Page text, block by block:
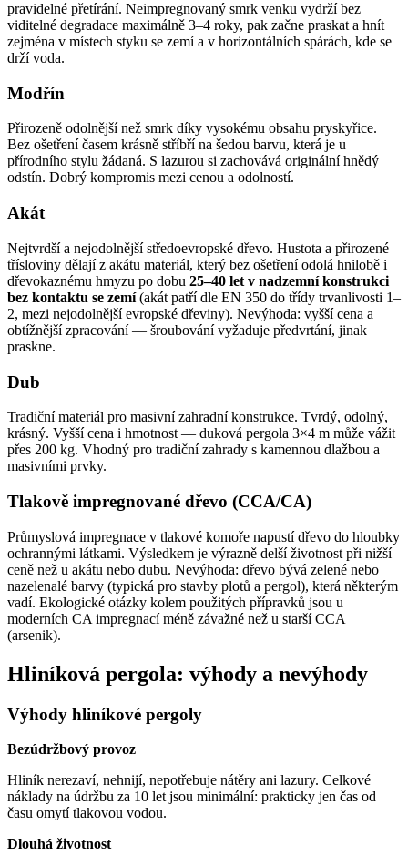
pravidelné přetírání. Neimpregnovaný smrk venku vydrží bez
viditelné degradace maximálně 3–4 roky, pak začne praskat a hnít
zejména v místech styku se zemí a v horizontálních spárách, kde se
drží voda.
Modřín
Přirozeně odolnější než smrk díky vysokému obsahu pryskyřice.
Bez ošetření časem krásně stříbří na šedou barvu, která je u
přírodního stylu žádaná. S lazurou si zachovává originální hnědý
odstín. Dobrý kompromis mezi cenou a odolností.
Akát
Nejtvrdší a nejodolnější středoevropské dřevo. Hustota a přirozené
třísloviny dělají z akátu materiál, který bez ošetření odolá hnilobě i
dřevokaznému hmyzu po dobu 25–40 let v nadzemní konstrukci
bez kontaktu se zemí(akát patří dle EN 350 do třídy trvanlivosti 1–
2, mezi nejodolnější evropské dřeviny). Nevýhoda: vyšší cena a
obtížnější zpracování — šroubování vyžaduje předvrtání, jinak
praskne.
Dub
Tradiční materiál pro masivní zahradní konstrukce. Tvrdý, odolný,
krásný. Vyšší cena i hmotnost — duková pergola 3×4 m může vážit
přes 200 kg. Vhodný pro tradiční zahrady s kamennou dlažbou a
masivními prvky.
Tlakově impregnované dřevo (CCA/CA)
Průmyslová impregnace v tlakové komoře napustí dřevo do hloubky
ochrannými látkami. Výsledkem je výrazně delší životnost při nižší
ceně než u akátu nebo dubu. Nevýhoda: dřevo bývá zelené nebo
nazelenalé barvy (typická pro stavby plotů a pergol), která některým
vadí. Ekologické otázky kolem použitých přípravků jsou u
moderních CA impregnací méně závažné než u starší CCA
(arsenik).
Hliníková pergola: výhody a nevýhody
Výhody hliníkové pergoly
Bezúdržbový provoz
Hliník nerezaví, nehnijí, nepotřebuje nátěry ani lazury. Celkové
náklady na údržbu za 10 let jsou minimální: prakticky jen čas od
času omytí tlakovou vodou.
Dlouhá životnost